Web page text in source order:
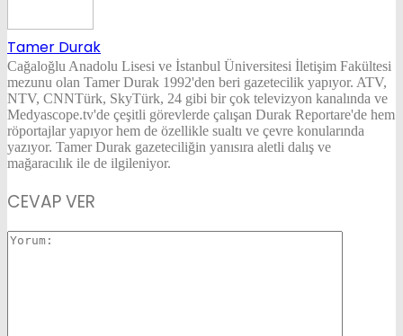
Tamer Durak
Cağaloğlu Anadolu Lisesi ve İstanbul Üniversitesi İletişim Fakültesi
mezunu olan Tamer Durak 1992'den beri gazetecilik yapıyor. ATV,
NTV, CNNTürk, SkyTürk, 24 gibi bir çok televizyon kanalında ve
Medyascope.tv'de çeşitli görevlerde çalışan Durak Reportare'de hem
röportajlar yapıyor hem de özellikle sualtı ve çevre konularında
yazıyor. Tamer Durak gazeteciliğin yanısıra aletli dalış ve
mağaracılık ile de ilgileniyor.
CEVAP VER